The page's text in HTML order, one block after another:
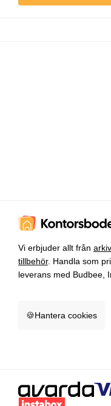
Vi erbjuder allt från
tillbehör. Handla som
leverans med Budbee,
🍪Hantera cookies